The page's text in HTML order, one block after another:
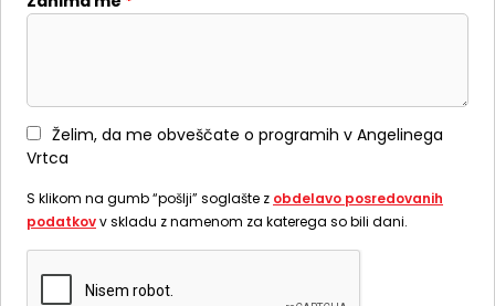
Želim, da me obveščate o programih v Angelinega
Vrtca
S klikom na gumb “pošlji” soglašte z obdelavo posredovanih
podatkovv skladu z namenom za katerega so bili dani.